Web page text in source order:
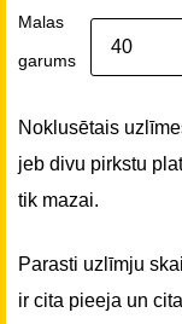
Malas
garums
Noklusētais
jeb divu pirkstu
tik mazai.
Parasti uzlīmju
ir cita pieeja un